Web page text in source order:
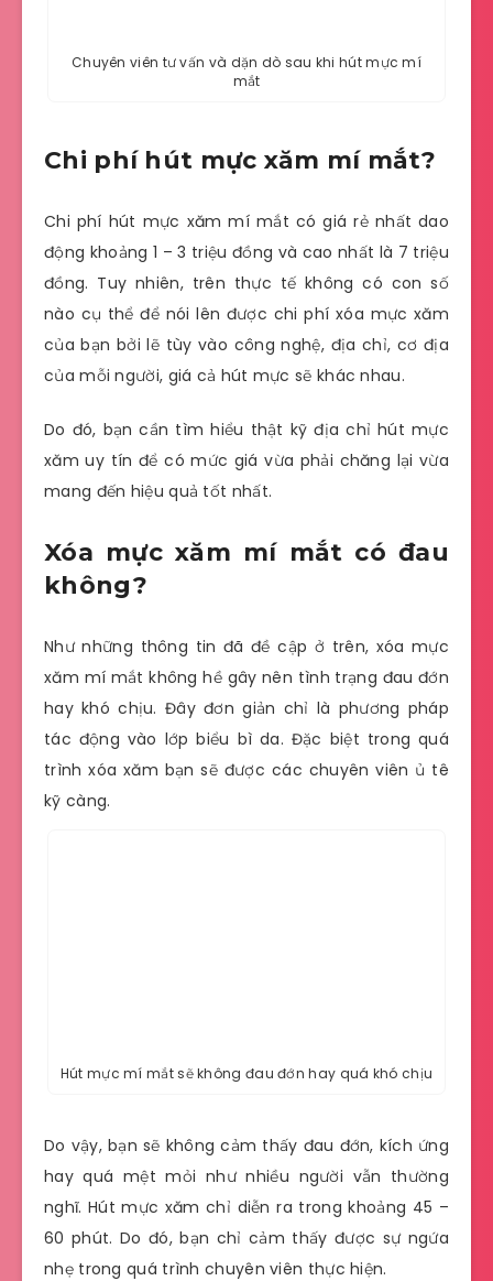
Chuyên viên tư vấn và dặn dò sau khi hút mực mí
mắt
Chi phí hút mực xăm mí mắt?
Chi phí hút mực xăm mí mắt có giá rẻ nhất dao
động khoảng 1 – 3 triệu đồng và cao nhất là 7 triệu
đồng. Tuy nhiên, trên thực tế không có con số
nào cụ thể để nói lên được chi phí xóa mực xăm
của bạn bởi lẽ tùy vào công nghệ, địa chỉ, cơ địa
của mỗi người, giá cả hút mực sẽ khác nhau.
Do đó, bạn cần tìm hiểu thật kỹ địa chỉ hút mực
xăm uy tín để có mức giá vừa phải chăng lại vừa
mang đến hiệu quả tốt nhất.
Xóa mực xăm mí mắt có đau
không?
Như những thông tin đã đề cập ở trên, xóa mực
xăm mí mắt không hề gây nên tình trạng đau đớn
hay khó chịu. Đây đơn giản chỉ là phương pháp
tác động vào lớp biểu bì da. Đặc biệt trong quá
trình xóa xăm bạn sẽ được các chuyên viên ủ tê
kỹ càng.
Hút mực mí mắt sẽ không đau đớn hay quá khó chịu
Do vậy, bạn sẽ không cảm thấy đau đớn, kích ứng
hay quá mệt mỏi như nhiều người vẫn thường
nghĩ. Hút mực xăm chỉ diễn ra trong khoảng 45 –
60 phút. Do đó, bạn chỉ cảm thấy được sự ngứa
nhẹ trong quá trình chuyên viên thực hiện.